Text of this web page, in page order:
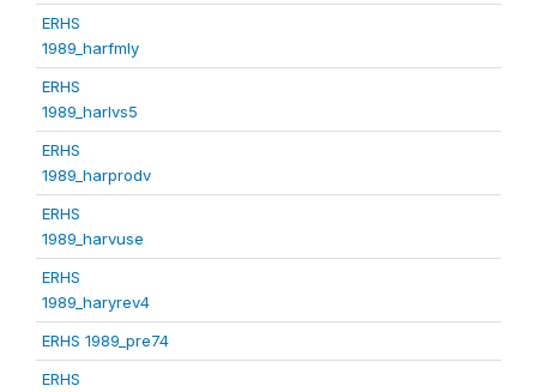
ERHS
1989_harfmly
ERHS
1989_harlvs5
ERHS
1989_harprodv
ERHS
1989_harvuse
ERHS
1989_haryrev4
ERHS 1989_pre74
ERHS